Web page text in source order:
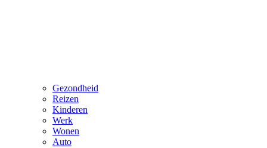
Gezondheid
Reizen
Kinderen
Werk
Wonen
Auto